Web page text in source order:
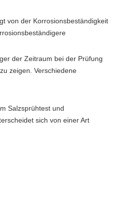
von der Korrosionsbeständigkeit
der Zeitraum bei der Prüfung
zeigen. Verschiedene
Salzsprühtest und
sich von einer Art